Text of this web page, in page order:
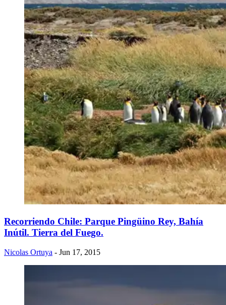
Recorriendo Chile: Parque Pingüino Rey, Bahía
Inútil. Tierra del Fuego.
Nicolas Ortuya - Jun 17, 2015